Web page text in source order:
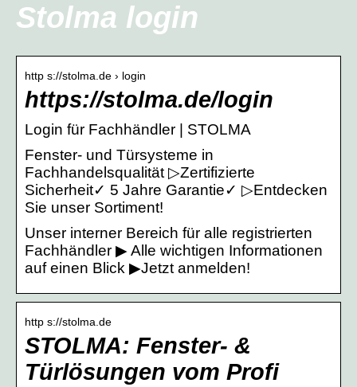
Stolma login
http s://stolma.de › login
https://stolma.de/login
Login für Fachhändler | STOLMA
Fenster- und Türsysteme in
Fachhandelsqualität ▷Zertifizierte
Sicherheit✓ 5 Jahre Garantie✓ ▷Entdecken
Sie unser Sortiment!
Unser interner Bereich für alle registrierten
Fachhändler ▶ Alle wichtigen Informationen
auf einen Blick ▶Jetzt anmelden!
http s://stolma.de
STOLMA: Fenster- &
Türlösungen vom Profi